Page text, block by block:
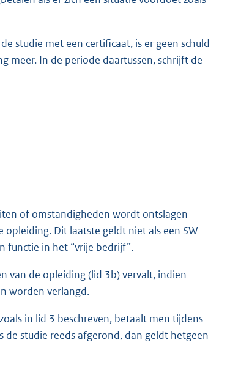
studie met een certificaat, is er geen schuld
meer. In de periode daartussen, schrijft de
of omstandigheden wordt ontslagen
Dit laatste geldt niet als een SW-
functie in het “vrije bedrijf”.
van de opleiding (lid 3b) vervalt, indien
worden verlangd.
in lid 3 beschreven, betaalt men tijdens
studie reeds afgerond, dan geldt hetgeen